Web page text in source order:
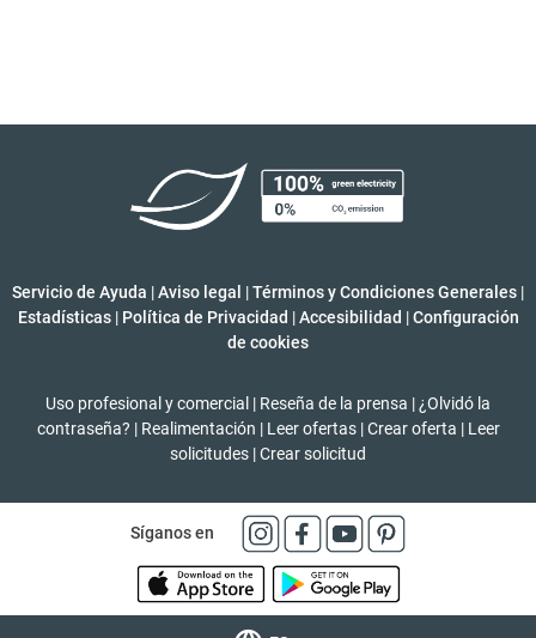
Servicio de Ayuda |Aviso legal |Términos y Condiciones Generales |
Estadísticas | Política de Privacidad | Accesibilidad | Configuración
de cookies
Uso profesional y comercial | Reseña de la prensa | ¿Olvidó la
contraseña? | Realimentación | Leer ofertas | Crear oferta | Leer
solicitudes |Crear solicitud
Síganos en